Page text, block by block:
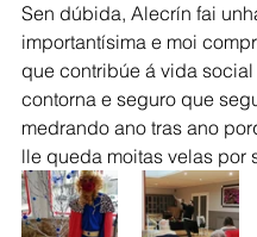
Sen dúbida, Alecrín fai
importantísima e moi
que contribúe á vida
contorna e seguro que
medrando ano tras ano
lle queda moitas velas por